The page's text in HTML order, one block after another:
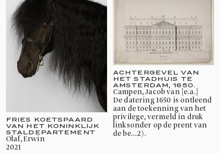
FRIES KOETSPAARD
VAN HET KONINKLIJK
STALDEPARTEMENT
Olaf, Erwin
2021
ACHTERGEVEL VAN
HET STADHUIS TE
AMSTERDAM, 1650.
Campen, Jacob van [e.a.]
De datering 1650 is ontleend
aan de toekenning van het
privilege, vermeld in druk
linksonder op de prent van
de be...2).